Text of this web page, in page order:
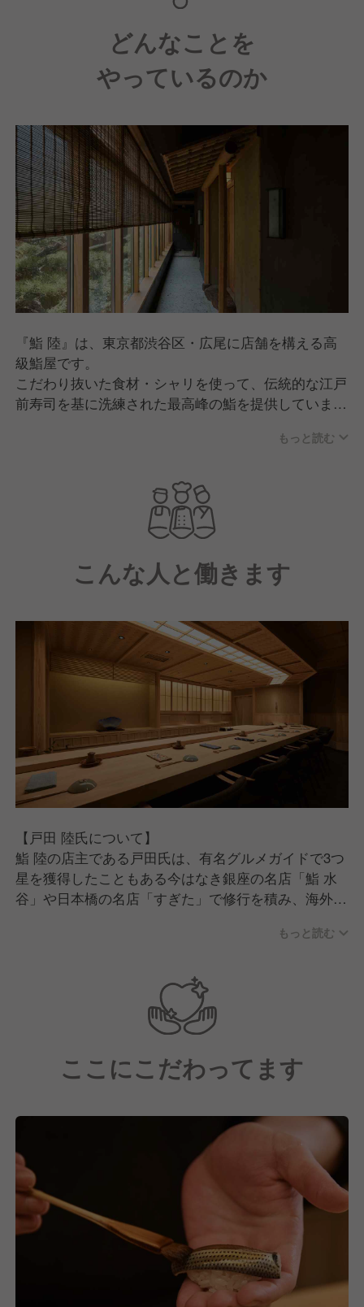
どんなことを
やっているのか
『鮨 陸』は、東京都渋谷区・広尾に店舗を構える高
級鮨屋です。
こだわり抜いた食材・シャリを使って、伝統的な江戸
前寿司を基に洗練された最高峰の鮨を提供していま
2024年9月開業と、まだまだから日が浅いものの多く
て早くも注目を集めています。
この度「Round One Delicious USA, Inc.」は、鮨 陸様
とパートナーシップを結び、海外にて出店を決めてい
ただきました。
現在は、お店の看板を背負って立つ料理人の育成に力
【Round One Deliciousについて】
"最高峰の日本食を世界へ"という想いのもとで立ち上
げられた、一大プロジェクトです。
国内最高峰の評価を得て「名店」と呼ばれている飲食
店さまとパートナーシップを結び、鮨、日本料理、中
華、創作（イノベーティブ）、焼鳥、天ぷら、BARの
加盟店によって構成された、新しいスタイルのレスト
ラン「Round One Delicious」をアメリカ主要都市に
て、2026年度以降のオープンを目処に準備を進めて
います。
もっと読む
こんな人と働きます
【戸田 陸氏について】
鮨 陸の店主である戸田氏は、有名グルメガイドで3つ
星を獲得したこともある今はなき銀座の名店「鮨 水
谷」や日本橋の名店「すぎた」で修行を積み、海外の
日本を代表する鮨職人である杉田孝明氏を師事し、超
ら、日々鮨に向き合い研鑽を重ね続けています。
【Round One Deliciousの社員について】
20代〜60代と幅広い層の方々がご入社いただいてい
個人経営をされていた方や海外志向がある方など様々
いです！
【求める人物像】
■柔軟性
料理人として技術も大事ですが、その中で今までの技
術や経験から変化をして、成長できる方を望みます。
ミスや間違いを素直に認められて、前向きに物事を捉
もっと読む
ここにこだわってます